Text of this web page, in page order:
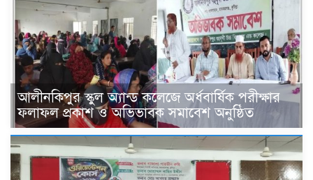
আলীনকিপুর স্কুল অ্যান্ড কলেজে অর্ধবার্ষিক পরীক্ষার
ফলাফল প্রকাশ ও অভিভাবক সমাবেশ অনুষ্ঠিত